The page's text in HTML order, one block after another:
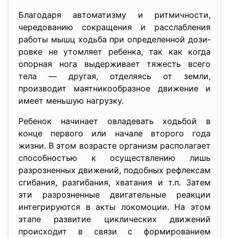
Благодаря автоматизму и ритмичности,
чередованию сокраще­ния и расслабления
работы мышц ходьба при определенной дози­
ровке не утомляет ребенка, так как когда
опорная нога выдержи­вает тяжесть всего
тела — другая, отделяясь от земли,
производит маятникообразное движение и
имеет меньшую нагрузку.
Ребенок начинает овладевать ходьбой в
конце первого или на­чале второго года
жизни. В этом возрасте организм располагает
спо­собностью к осуществлению лишь
разрозненных движений, по­добных рефлексам
сгибания, разгибания, хватания и т.п. Затем
эти разрозненные двигательные реакции
интегрируются в акты локомоции. На этом
этапе развитие циклических движений
происхо­дит в связи с формированием